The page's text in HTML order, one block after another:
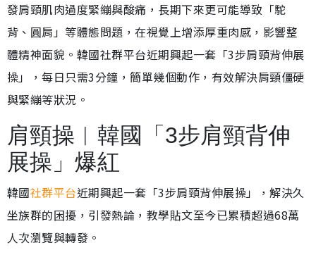
發肩頸肌肉過度緊繃與酸痛，長期下來更可能導致「駝
背、圓肩」等體態問題，在視覺上增添厚重肉感，影響整
體精神面貌。韓國社群平台近期興起一套「3步肩頸背伸展
操」，每日只需3分鐘，簡單幾個動作，有效解決肩頸僵硬
與緊繃等狀況。
肩頸操︱韓國「3步肩頸背伸
展操」爆紅
韓國社群平台近期興起一套「3步肩頸背伸展操」，解決久
坐族群的困擾，引發熱論，教學貼文至今已累積超過68萬
人次瀏覽與轉發。